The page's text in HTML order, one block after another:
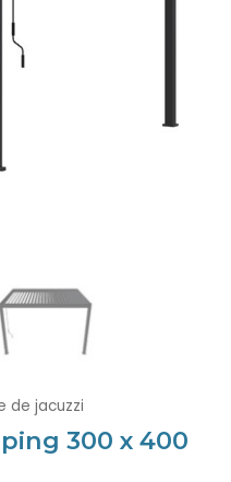
de jacuzzi
300 x 400